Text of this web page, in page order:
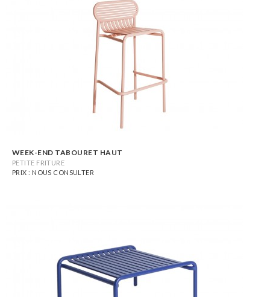
WEEK-END TABOURET HAUT
PETITE FRITURE
PRIX : NOUS CONSULTER